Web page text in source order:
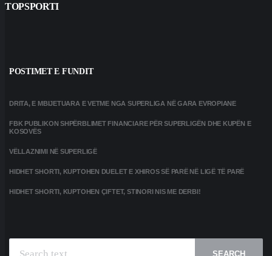
TOPSPORTI
POSTIMET E FUNDIT
DRITA, E MBIJETUARA E VETME NGA SUPERLIGA NË GARA EVROPIANE
FBK PUBLIKON SHPËRBLIMET FINANCIARE PËR SUPERLIGËN DHE KUPËN E
KOSOVËS
VËLLAZNIMI NË SUPERLIGË
HIDHET SHORTI, KUPTOHEN DUELET E XHIROS SË PARË NË LIGË TË PARË
HIDHET SHORTI, KUPTOHEN ÇIFTET, STINORI NIS ME DERBI!
SEARCH